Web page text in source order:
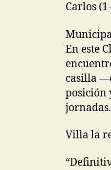
Carlos
En este
casilla
posición
jornadas.
Villa la